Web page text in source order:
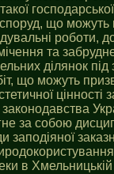
що можуть
роботи,
та
ділянок під
що можуть
цінності
за собою
заподіяної
в